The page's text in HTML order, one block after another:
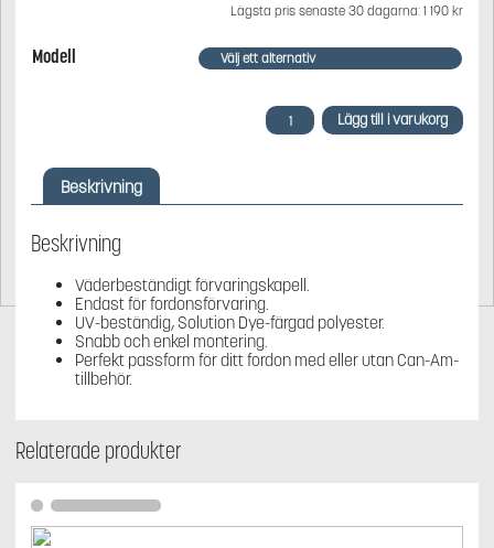
3
Lägsta pris senaste 30 dagarna: 1 190 kr
Modell
Förvaringskapell
mängd
Lägg till i varukorg
Beskrivning
Beskrivning
Väderbeständigt förvaringskapell.
Endast för fordonsförvaring.
UV-beständig, Solution Dye-färgad polyester.
Snabb och enkel montering.
Perfekt passform för ditt fordon med eller utan Can-Am-
tillbehör.
Relaterade produkter